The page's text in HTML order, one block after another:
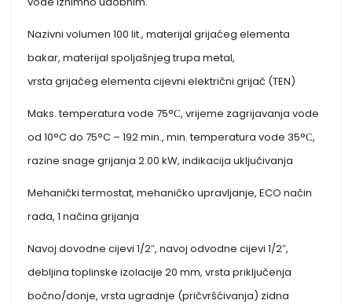
Nazivni volumen 100 lit., materijal grijaćeg elementa
bakar, materijal spoljašnjeg trupa metal,
vrsta grijaćeg elementa cijevni električni grijač (TEN)
Maks. temperatura vode 75°С, vrijeme zagrijavanja vode
od 10°C do 75°C – 192 min., min. temperatura vode 35°С,
razine snage grijanja 2.00 kW, indikacija uključivanja
Mehanički termostat, mehaničko upravljanje, ECO način
rada, 1 načina grijanja
Navoj dovodne cijevi 1/2″, navoj odvodne cijevi 1/2″,
debljina toplinske izolacije 20 mm, vrsta priključenja
bočno/donje, vrsta ugradnje (pričvršćivanja) zidna